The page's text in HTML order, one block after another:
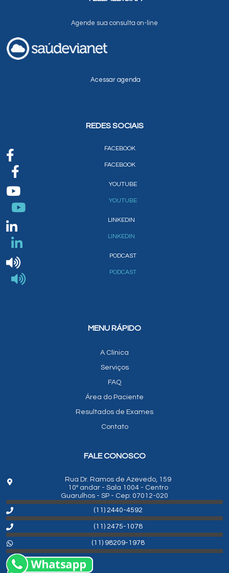
Agende sua consulta on-line
Acessar agenda
REDES SOCIAIS
FACEBOOK
FACEBOOK
YOUTUBE
YOUTUBE
LINKEDIN
LINKEDIN
PODCAST
PODCAST
MENU RÁPIDO
A Clínica
Serviços
FAQ
Área do Paciente
Resultados de Exames
Contato
FALE CONOSCO
Rua Dr. Ramos de Azevedo, 159
10º andar - Sala 1004 - Centro
Guarulhos - SP - Cep: 07012-020
(11) 2440-4592
(11) 2475-1078
(11) 98209-1978